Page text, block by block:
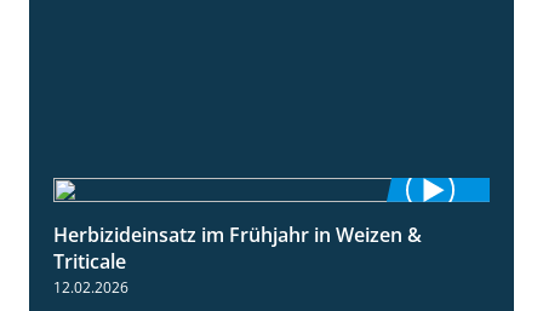
2:39
Herbizideinsatz im Frühjahr in Weizen &
Triticale
12.02.2026